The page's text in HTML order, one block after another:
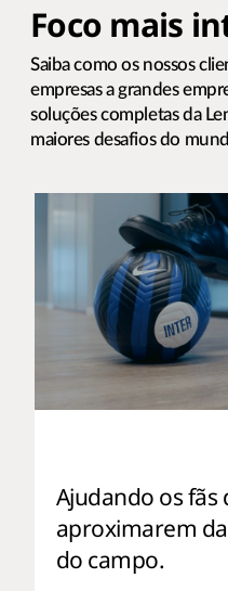
Foco mais
Saiba como os nossos
empresas a grandes
soluções completas da
maiores desafios do
Ajudando os fãs
aproximarem
do campo.